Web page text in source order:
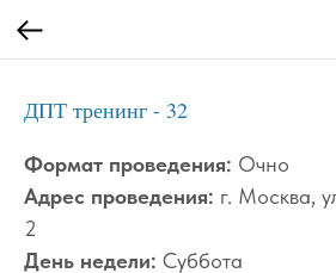
ДПТ тренинг - 32
Формат проведения: Очно
Адрес проведения: г. Москва,
2
День недели: Суббота